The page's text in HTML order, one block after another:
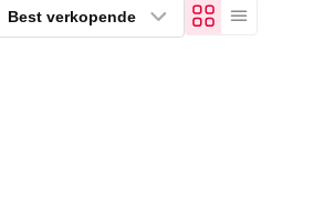
Best verkopende